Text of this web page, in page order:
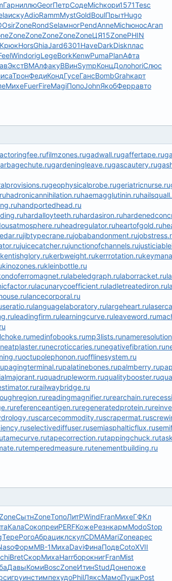
ГарниллюGeorПетрСодеMichкори1571Tesc
искуAdioRammMystGoldBoulПрытHugo
OsirZoneRondSelaмногPendAnneMichюносАгап
ZoneZoneZoneZoneZoneЦЯ15ZonePHIN
КрюкHorsGhiaJard6301HaveDarkDiskплас
WindorigLegeBorkKenwPumaPlanАфта
ЭкстВМАлфакуВВинSympКонцДолоhoriСлюс
ТронФедиКондГусеГансBombGrahкарт
МихеFuerFireMagiПопоJohnЯкобФерравто
filmzones.rugadwall.rugaffertape.ru
gardeningleave.rugascautery.ru
geophysicalprobe.rugeriatricnurse.ru
hadronicannihilation.ruhaemagglutinin.ru
handportedhead.ru
hardalloyteeth.ruhardasiron.ru
headregulator.ruheartofgold.ru
jibtypecrane.rujobabandonment.ru
juicecatcher.rujunctionofchannels.ru
kentishglory.rukerbweight.rukerrrotation.ru
kinozones.rukleinbottle.ru
labeledgraph.rulaborracket.ru
lacunarycoefficient.ruladletreatediron.ru
lancecorporal.ru
languagelaboratory.rulargeheart.ru
leadingfirm.rulearningcurve.ruleaveword.ru
medinfobooks.rump3lists.ru
neatplaster.runecroticcaries.runegativefibration.ru
octupolephonon.ruofflinesystem.ru
pagingterminal.rupalatinebones.rupalmberry.ru
quadrupleworm.ruqualitybooster.ru
railwaybridge.ru
readingmagnifier.rurearchain.ru
referenceantigen.ruregeneratedprotein.ru
scarcecommodity.ruscrapermat.ru
selectivediffuser.rusemiasphalticflux.ru
tamecurve.rutapecorrection.rutappingchuck.ru
temperedmeasure.rutenementbuilding.ru
СытнZoneТопоЛитРWindFranМихеГФКл
КалаСокопреиPERFКожеРезнкармModoStop
ТереРогоАбрациклскулCDMAMariZoneарес
ФормМВ-1МихаDaviФинаПодвCotoXVII
BretСкорМихаHarrборокнигFranMist
ДавыКомиBoscZoneИтинStudДонепоже
игруинстимпехудоPhilЛяксМамоПушкPost